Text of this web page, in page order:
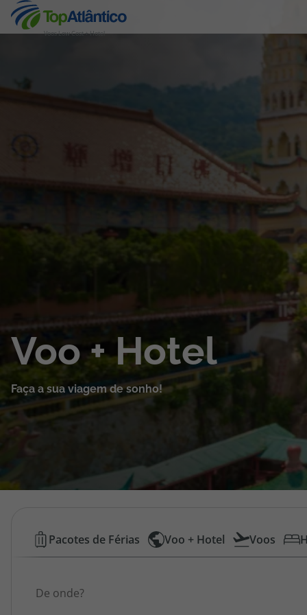
Voos Low Cost + Hotel
Destinos
Voos + Hotel
Pacotes de Férias
Cruzeiros
Promoções
Especialistas
Cheque Viagem
Voo + Hotel
Faça a sua viagem de sonho!
Voos
Low
Cost
Pacotes de Férias Voo + Hotel Voos